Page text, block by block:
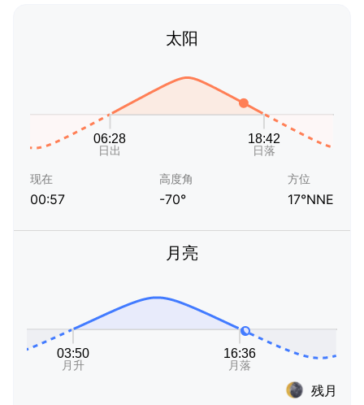
太阳
现在
00:57
高度角
-70°
方位
17°NNE
月亮
残月